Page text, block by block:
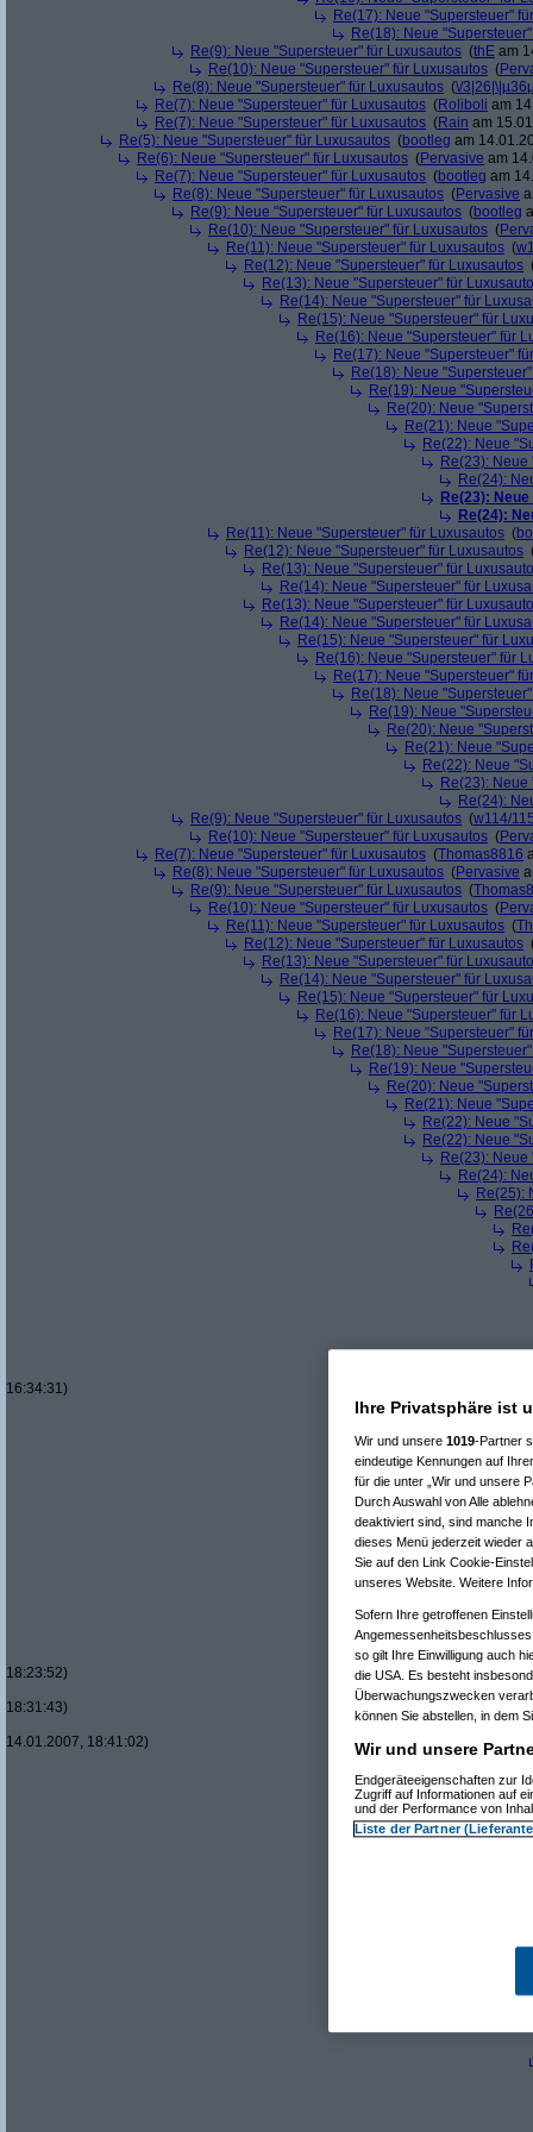
Re(17): Neue "Supersteuer"
Re(18): Neue
Re(9): Neue "Supersteuer" für Luxusautos (thE am
Re(10): Neue "Supersteuer" für Luxusautos (
Re(8): Neue "Supersteuer" für Luxusautos (\/
Re(7): Neue "Supersteuer" für Luxusautos (Roliboli am
Re(7): Neue "Supersteuer" für Luxusautos (Rain am
Re(5): Neue "Supersteuer" für Luxusautos (bootleg am
Re(6): Neue "Supersteuer" für Luxusautos (Pervasive am
Re(7): Neue "Supersteuer" für Luxusautos (bootleg am
Re(8): Neue "Supersteuer" für Luxusautos (Pervasive
Re(9): Neue "Supersteuer" für Luxusautos (bootleg
Re(10): Neue "Supersteuer" für Luxusautos (
Re(11): Neue "Supersteuer" für Luxusautos (
Re(12): Neue "Supersteuer" für Luxusautos
Re(13): Neue "Supersteuer" für
Re(14): Neue "Supersteuer" für
Re(15): Neue "Supersteuer" für
Re(16): Neue "Supersteuer" für
Re(17): Neue "Supersteuer"
Re(18): Neue
Re(19): Neue
Re(20): Neue
Re(21): Neue
Re(22): Neue
Re(23):
Re(24):
Re(23):
Re(24):
Re(11): Neue "Supersteuer" für Luxusautos (
Re(12): Neue "Supersteuer" für Luxusautos
Re(13): Neue "Supersteuer" für
Re(14): Neue "Supersteuer" für
Re(13): Neue "Supersteuer" für
Re(14): Neue "Supersteuer" für
Re(15): Neue "Supersteuer" für
Re(16): Neue "Supersteuer" für
Re(17): Neue "Supersteuer"
Re(18): Neue
Re(19): Neue
Re(20): Neue
Re(21): Neue
Re(22): Neue
Re(23):
Re(24):
Re(9): Neue "Supersteuer" für Luxusautos (w114/
Re(10): Neue "Supersteuer" für Luxusautos (
Re(7): Neue "Supersteuer" für Luxusautos (Thomas8816
Re(8): Neue "Supersteuer" für Luxusautos (Pervasive
Re(9): Neue "Supersteuer" für Luxusautos (
Re(10): Neue "Supersteuer" für Luxusautos (
Re(11): Neue "Supersteuer" für Luxusautos (
Re(12): Neue "Supersteuer" für Luxusautos
Re(13): Neue "Supersteuer" für
Re(14): Neue "Supersteuer" für
Re(15): Neue "Supersteuer" für
Re(16): Neue "Supersteuer" für
Re(17): Neue "Supersteuer"
Re(18): Neue
Re(19): Neue
Re(20): Neue
Re(21): Neue
Re(22): Neue
Re(22): Neue
Re(23):
Re(24):
Re(25):
16:34:31)
18:23:52)
18:31:43)
14.01.2007, 18:41:02)
Ihre Privatsphäre ist
Wir und unsere 1019-Partner
eindeutige Kennungen auf
für die unter „Wir und unsere
Durch Auswahl von Alle
deaktiviert sind, sind manche
dieses Menü jederzeit wieder
Sie auf den Link Cookie-
unseres Website. Weitere
Sofern Ihre getroffenen
so gilt Ihre Einwilligung auch
die USA. Es besteht
Überwachungszwecken
können Sie abstellen, in dem
Wir und unsere
Endgeräteeigenschaften zur
Zugriff auf Informationen auf
und der Performance von
Liste der Partner